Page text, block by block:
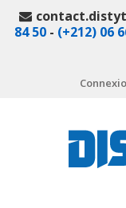
84 50 - (+212) 06